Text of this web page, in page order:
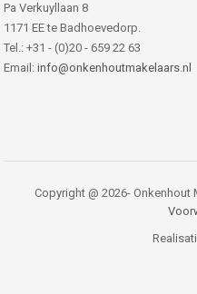
Pa Verkuyllaan 8
1171 EE te Badhoevedorp.
Tel.: +31 - (0)20 - 659 22 63
Email: info@onkenhoutmakelaars.nl
Copyright @ 2026- Onkenhout